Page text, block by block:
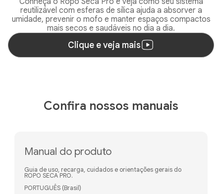
reutilizável com esferas de sílica ajuda a absorver a
umidade, prevenir o mofo e manter espaços compactos
mais secos e saudáveis no dia a dia.
Clique e veja mais
Confira nossos manuais
Manual do produto
Guia de uso, recarga, cuidados e orientações gerais do
ROPO SECA PRO.
PORTUGUÊS (Brasil)